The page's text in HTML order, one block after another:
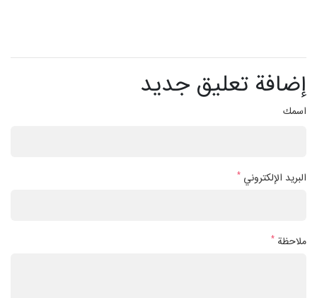
إضافة تعليق جديد
اسمك
البريد الإلكتروني *
ملاحظة *